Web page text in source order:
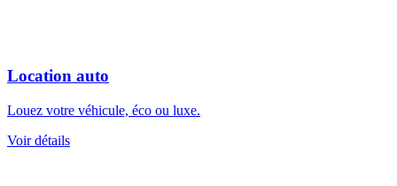
Location auto
Louez votre véhicule, éco ou luxe.
Voir détails